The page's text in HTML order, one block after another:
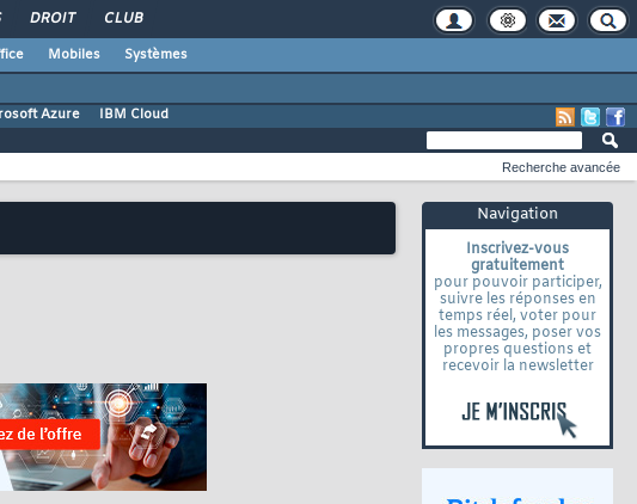
DROIT CLUB
Mobiles
Systèmes
Azure IBM Cloud
Navigation
Inscrivez-vous
gratuitement
pour pouvoir participer,
suivre les réponses en
temps réel, voter pour
les messages, poser vos
propres questions et
recevoir la newsletter
Recherche avancée